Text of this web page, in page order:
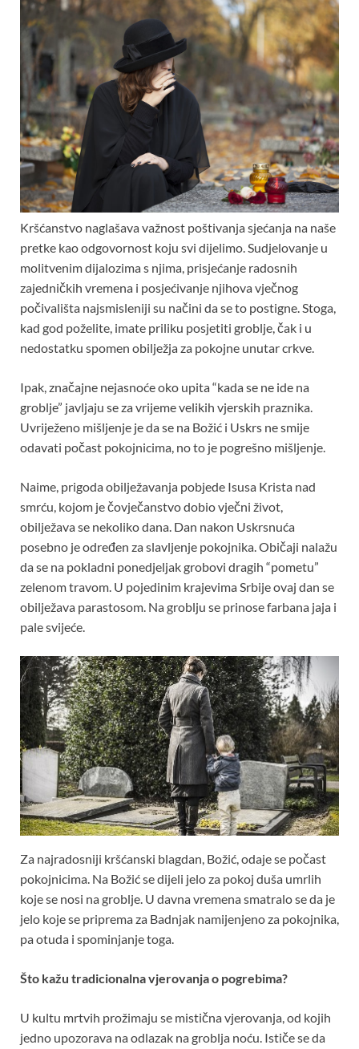
Kršćanstvo naglašava važnost poštivanja sjećanja na naše
pretke kao odgovornost koju svi dijelimo. Sudjelovanje u
molitvenim dijalozima s njima, prisjećanje radosnih
zajedničkih vremena i posjećivanje njihova vječnog
počivališta najsmisleniji su načini da se to postigne. Stoga,
kad god poželite, imate priliku posjetiti groblje, čak i u
nedostatku spomen obilježja za pokojne unutar crkve.
Ipak, značajne nejasnoće oko upita “kada se ne ide na
groblje” javljaju se za vrijeme velikih vjerskih praznika.
Uvriježeno mišljenje je da se na Božić i Uskrs ne smije
odavati počast pokojnicima, no to je pogrešno mišljenje.
Naime, prigoda obilježavanja pobjede Isusa Krista nad
smrću, kojom je čovječanstvo dobio vječni život,
obilježava se nekoliko dana. Dan nakon Uskrsnuća
posebno je određen za slavljenje pokojnika. Običaji nalažu
da se na pokladni ponedjeljak grobovi dragih “pometu”
zelenom travom. U pojedinim krajevima Srbije ovaj dan se
obilježava parastosom. Na groblju se prinose farbana jaja i
pale svijeće.
Za najradosniji kršćanski blagdan, Božić, odaje se počast
pokojnicima. Na Božić se dijeli jelo za pokoj duša umrlih
koje se nosi na groblje. U davna vremena smatralo se da je
jelo koje se priprema za Badnjak namijenjeno za pokojnika,
pa otuda i spominjanje toga.
Što kažu tradicionalna vjerovanja o pogrebima?
U kultu mrtvih prožimaju se mistična vjerovanja, od kojih
jedno upozorava na odlazak na groblja noću. Ističe se da